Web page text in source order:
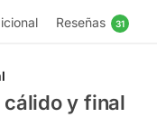
Reseñas 31
y final